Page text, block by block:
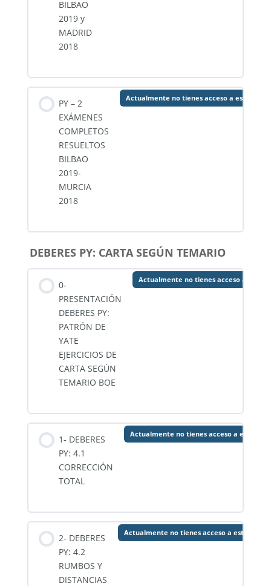
BILBAO
2019 y
MADRID
2018
PY – 2
EXÁMENES
COMPLETOS
RESUELTOS
BILBAO
2019-
MURCIA
2018
Actualmente no tienes acceso a este
DEBERES PY: CARTA SEGÚN TEMARIO
0-
PRESENTACIÓN
DEBERES PY:
PATRÓN DE
YATE
EJERCICIOS DE
CARTA SEGÚN
TEMARIO BOE
Actualmente no tienes acceso a este
1- DEBERES
PY: 4.1
CORRECCIÓN
TOTAL
Actualmente no tienes acceso a este
2- DEBERES
PY: 4.2
RUMBOS Y
DISTANCIAS
Actualmente no tienes acceso a este